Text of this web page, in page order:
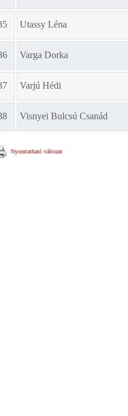
Utassy Léna
Varga Dorka
Varjú Hédi
Visnyei Bulcsú Csanád
Nyomtatható változat